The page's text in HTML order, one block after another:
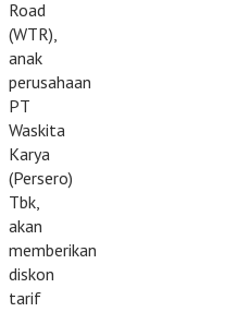
Road
(WTR),
anak
perusahaan
PT
Waskita
Karya
(Persero)
Tbk,
akan
memberikan
diskon
tarif